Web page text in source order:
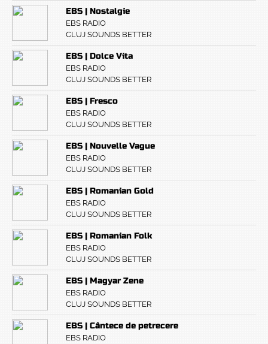
EBS | Nostalgie
EBS RADIO
CLUJ SOUNDS BETTER
EBS | Dolce Vita
EBS RADIO
CLUJ SOUNDS BETTER
EBS | Fresco
EBS RADIO
CLUJ SOUNDS BETTER
EBS | Nouvelle Vague
EBS RADIO
CLUJ SOUNDS BETTER
EBS | Romanian Gold
EBS RADIO
CLUJ SOUNDS BETTER
EBS | Romanian Folk
EBS RADIO
CLUJ SOUNDS BETTER
EBS | Magyar Zene
EBS RADIO
CLUJ SOUNDS BETTER
EBS | Cântece de petrecere
EBS RADIO